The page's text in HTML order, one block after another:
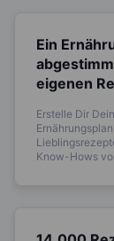
Ein
eigenen
Erstelle Dir
Know-Hows